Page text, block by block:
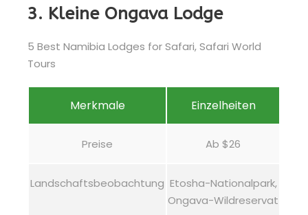
3. Kleine Ongava Lodge
Merkmale Einzelheiten
Preise Ab $26
Landschaftsbeobachtung Etosha-Nationalpark,
Ongava-Wildreservat